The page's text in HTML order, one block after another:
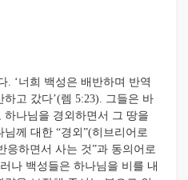
‘너희 백성은 배반하며 반역
고 갔다’(렘 5:23). 그들은 바
나님을 경외하면서 그 땅을
께 대한 “경외”(히브리어로
응하면서 사는 것”과 동의어로
나 백성들은 하나님을 비를 내